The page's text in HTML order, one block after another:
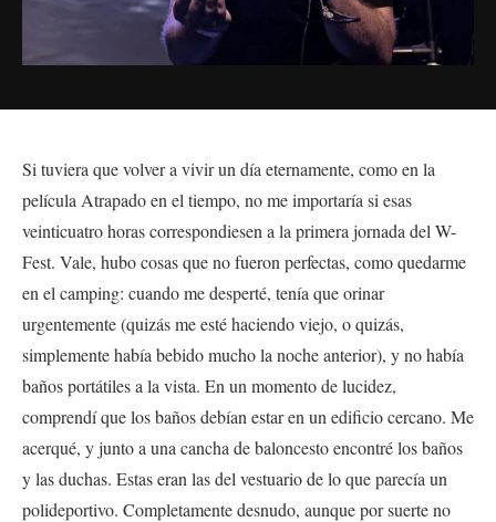
Si tuviera que volver a vivir un día eternamente, como en la
película Atrapado en el tiempo, no me importaría si esas
veinticuatro horas correspondiesen a la primera jornada del W-
Fest. Vale, hubo cosas que no fueron perfectas, como quedarme
en el camping: cuando me desperté, tenía que orinar
urgentemente (quizás me esté haciendo viejo, o quizás,
simplemente había bebido mucho la noche anterior), y no había
baños portátiles a la vista. En un momento de lucidez,
comprendí que los baños debían estar en un edificio cercano. Me
acerqué, y junto a una cancha de baloncesto encontré los baños
y las duchas. Estas eran las del vestuario de lo que parecía un
polideportivo. Completamente desnudo, aunque por suerte no